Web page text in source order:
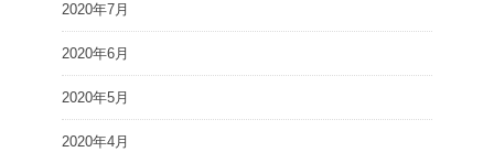
2020年7月
2020年6月
2020年5月
2020年4月